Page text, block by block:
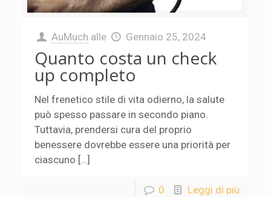
AuMuch alle Gennaio 25, 2024
Quanto costa un check
up completo
Nel frenetico stile di vita odierno, la salute
può spesso passare in secondo piano.
Tuttavia, prendersi cura del proprio
benessere dovrebbe essere una priorità per
ciascuno […]
0 Leggi di più